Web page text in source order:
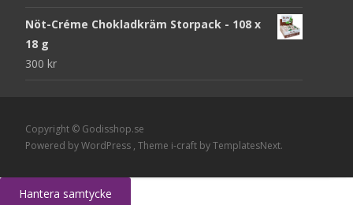
Nöt-Créme Chokladkräm Storpack - 108 x
18 g
300 kr
Copyright © Godisshop.se
Powered by WordPress , Theme i-craft by TemplatesNext.
Hantera samtycke